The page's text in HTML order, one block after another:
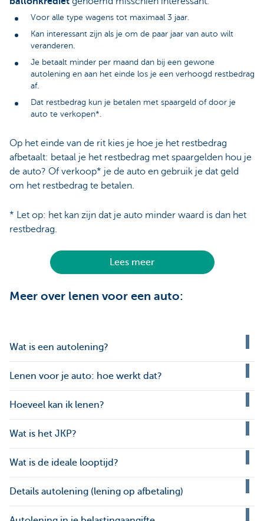
Voor alle type wagens tot maximaal 3 jaar.
Kan interessant zijn als je om de paar jaar van auto wilt
veranderen.
Je betaalt minder per maand dan bij een gewone
autolening en aan het einde los je een verhoogd restbedrag
af.
Dat restbedrag kun je betalen met spaargeld of door je
auto te verkopen*.
Op het einde van de rit kies je hoe je het restbedrag
afbetaalt: betaal je het restbedrag met spaargelden hou je
de auto? Of verkoop* je de auto en gebruik je dat geld
om het restbedrag te betalen.
* Let op: het kan zijn dat je auto minder waard is dan het
restbedrag.
Lees meer
Meer over lenen voor een auto:
Wat is een autolening?
Lenen voor je auto: hoe werkt dat?
Hoeveel kan ik lenen?
Wat is het JKP?
Wat is de ideale looptijd?
Details autolening (lening op afbetaling)